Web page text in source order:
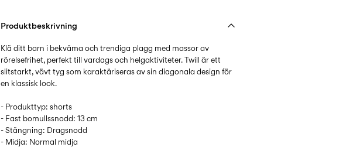
Produktbeskrivning
Klä ditt barn i bekväma och trendiga plagg med massor av
rörelsefrihet, perfekt till vardags och helgaktiviteter. Twill är ett
slitstarkt, vävt tyg som karaktäriseras av sin diagonala design för
en klassisk look.
- Produkttyp: shorts
- Fast bomullssnodd: 13 cm
- Stängning: Dragsnodd
- Midja: Normal midja